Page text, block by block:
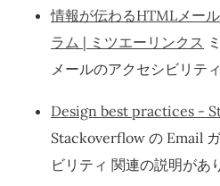
情報が伝わるHTMLメー
ラム | ミツエーリンクス
メールのアクセシビリテ
Design best practices -
Stackoverflow の Email
ビリティ 関連の説明があ